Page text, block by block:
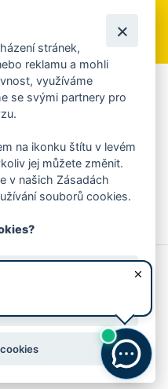
odběru
rozhlas
či mailu upozornění na
a sportovní akce?
aplikaci
Prohlášení o používání cookies
stránek,
reklamu a mohli
využíváme
se svými partnery pro
na ikonku štítu v levém
jej můžete změnit.
v našich Zásadách
souborů cookies.